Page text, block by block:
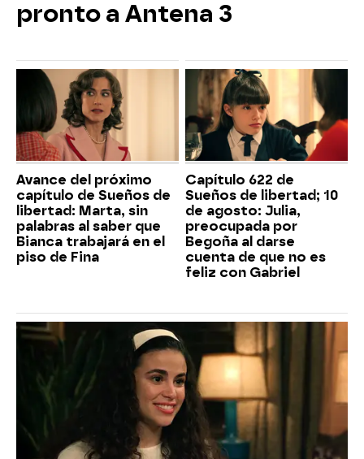
pronto a Antena 3
Avance del próximo
capítulo de Sueños de
libertad: Marta, sin
palabras al saber que
Bianca trabajará en el
piso de Fina
Capítulo 622 de
Sueños de libertad; 10
de agosto: Julia,
preocupada por
Begoña al darse
cuenta de que no es
feliz con Gabriel